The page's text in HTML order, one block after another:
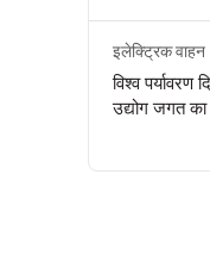
इलेक्ट्रिक वाहन
विश्व
उद्योग जगत